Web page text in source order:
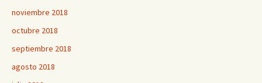
noviembre 2018
octubre 2018
septiembre 2018
agosto 2018